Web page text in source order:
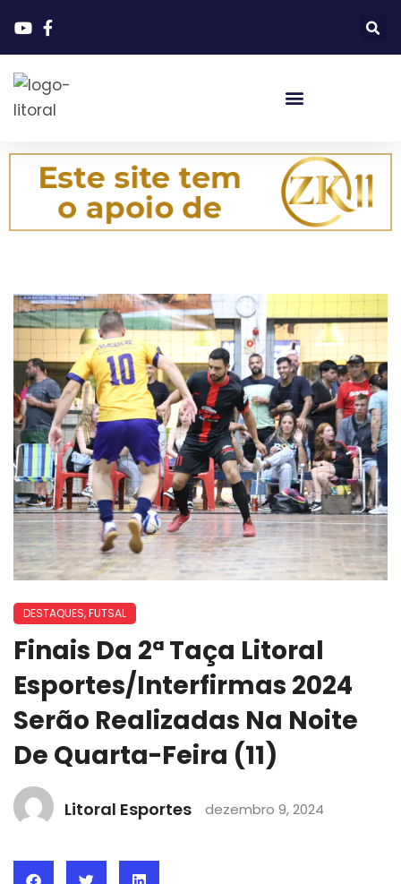
DESTAQUES,FUTSAL
Finais Da 2ª Taça Litoral
Esportes/Interfirmas 2024
Serão Realizadas Na Noite
De Quarta-Feira (11)
Litoral Esportes dezembro 9, 2024